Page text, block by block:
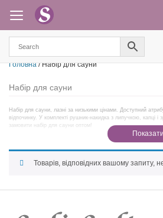
Головна/ Набір для сауни
Набір для сауни
Показати
Набір для сауни, лазні за низькими цінами. Доступний
відпочинку. У комплекті рушник-накидка з липучкою, капці
замовити набір для сауни оптом!
Товарів, відповідних вашому запиту,